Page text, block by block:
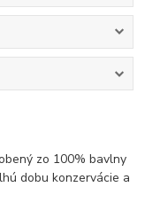
zo 100% bavlny
dobu konzervácie a